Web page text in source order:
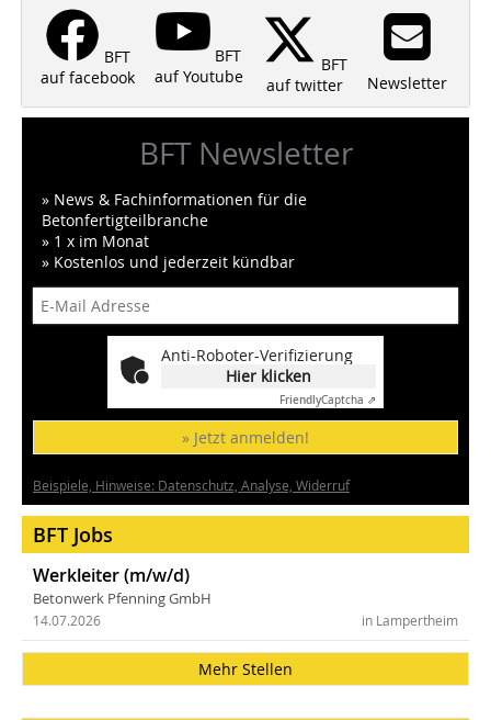
BFT
auf facebook
BFT
auf Youtube
BFT
auf twitter
Newsletter
BFT Newsletter
» News & Fachinformationen für die
Betonfertigteilbranche
» 1 x im Monat
» Kostenlos und jederzeit kündbar
Anti-Roboter-Verifizierung
Hier klicken
FriendlyCaptcha ⇗
» Jetzt anmelden!
Beispiele, Hinweise: Datenschutz, Analyse, Widerruf
BFT Jobs
Werkleiter (m/w/d)
Betonwerk Pfenning GmbH
in Lampertheim
14.07.2026
Mehr Stellen